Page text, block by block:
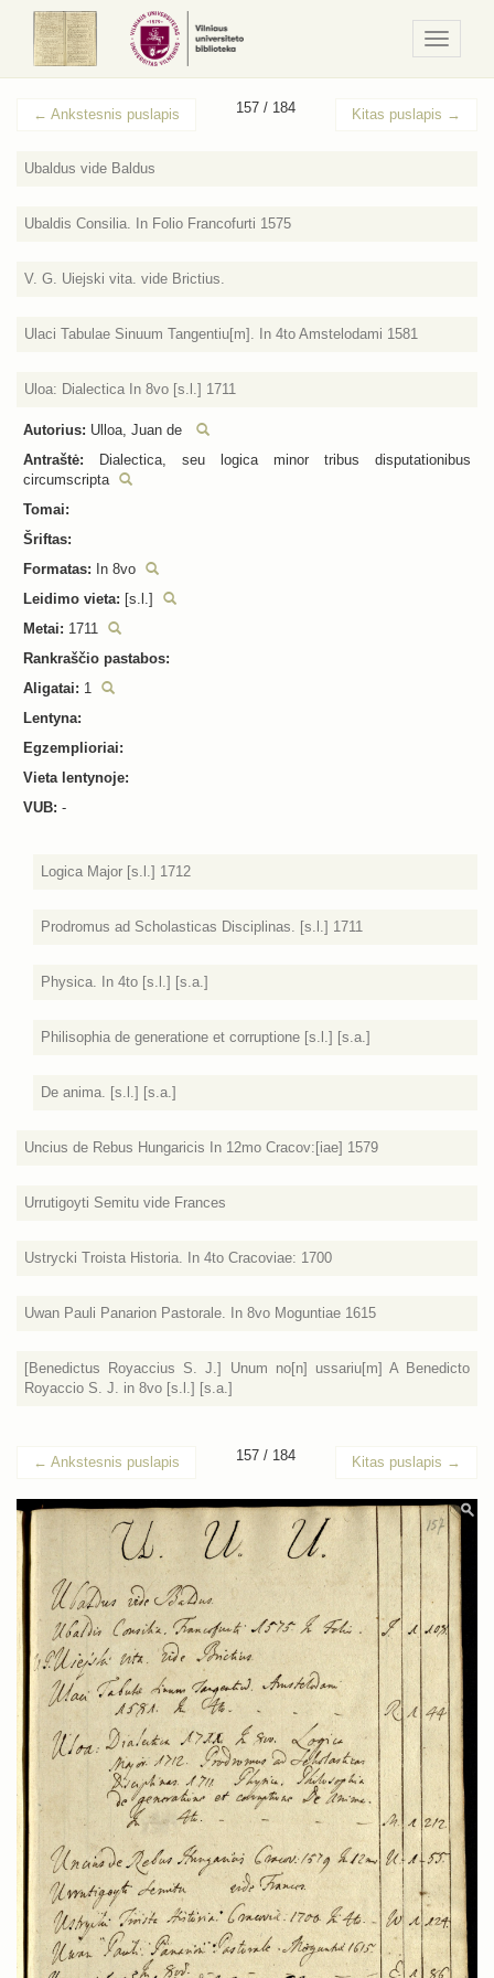
/
Meniu
← Ankstesnis puslapis 157 / 184 Kitas puslapis →
Ubaldus vide Baldus
Ubaldis Consilia. In Folio Francofurti 1575
V. G. Uiejski vita. vide Brictius.
Ulaci Tabulae Sinuum Tangentiu[m]. In 4to Amstelodami 1581
Uloa: Dialectica In 8vo [s.l.] 1711
Autorius: Ulloa, Juan de
Antraštė:
Dialectica, seu logica minor tribus disputationibus
circumscripta
Tomai:
Šriftas:
Formatas: In 8vo
Leidimo vieta: [s.l.]
Metai: 1711
Rankraščio pastabos:
Aligatai: 1
Lentyna:
Egzemplioriai:
Vieta lentynoje:
VUB: -
Logica Major [s.l.] 1712
Prodromus ad Scholasticas Disciplinas. [s.l.] 1711
Physica. In 4to [s.l.] [s.a.]
Philisophia de generatione et corruptione [s.l.] [s.a.]
De anima. [s.l.] [s.a.]
Uncius de Rebus Hungaricis In 12mo Cracov:[iae] 1579
Urrutigoyti Semitu vide Frances
Ustrycki Troista Historia. In 4to Cracoviae: 1700
Uwan Pauli Panarion Pastorale. In 8vo Moguntiae 1615
[Benedictus Royaccius S. J.] Unum no[n] ussariu[m] A Benedicto
Royaccio S. J. in 8vo [s.l.] [s.a.]
← Ankstesnis puslapis 157 / 184 Kitas puslapis →